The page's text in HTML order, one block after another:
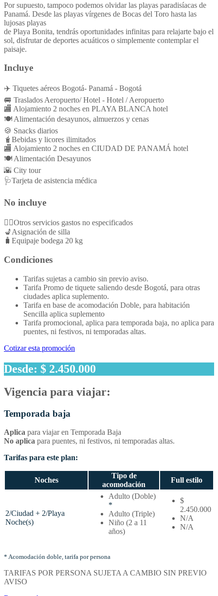
Por supuesto, tampoco podemos olvidar las playas paradisíacas de
Panamá. Desde las playas vírgenes de Bocas del Toro hasta las
lujosas playas
de Playa Bonita, tendrás oportunidades infinitas para relajarte bajo el
sol, disfrutar de deportes acuáticos o simplemente contemplar el
paisaje.
Incluye
✈️ Tiquetes aéreos Bogotá- Panamá - Bogotá
🚐 Traslados Aeropuerto/ Hotel - Hotel / Aeropuerto
🏬 Alojamiento 2 noches en PLAYA BLANCA hotel
🍽️ Alimentación desayunos, almuerzos y cenas
🍪 Snacks diarios
🧋Bebidas y licores ilimitados
🏬 Alojamiento 2 noches en CIUDAD DE PANAMÁ hotel
🍽️ Alimentación Desayunos
🌇 City tour
🩺Tarjeta de asistencia médica
No incluye
👉🏻Otros servicios gastos no especificados
💺Asignación de silla
🧳Equipaje bodega 20 kg
Condiciones
Tarifas sujetas a cambio sin previo aviso.
Tarifa Promo de tiquete saliendo desde Bogotá, para otras
ciudades aplica suplemento.
Tarifa en base de acomodación Doble, para habitación
Sencilla aplica suplemento
Tarifa promocional, aplica para temporada baja, no aplica para
puentes, ni festivos, ni temporadas altas.
Cotizar esta promoción
Desde: $ 2.450.000
Vigencia para viajar:
Temporada baja
Aplica para viajar en Temporada Baja
No aplica para puentes, ni festivos, ni temporadas altas.
Tarifas para este plan:
–
Tarifas
tipo
acomodación
Noches
Tipo de
acomodación
Full estilo
2/Ciudad + 2/Playa
Noche(s)
Adulto (Doble)
*
Adulto (Triple)
Niño (2 a 11
años)
$
2.450.000
N/A
N/A
* Acomodación doble, tarifa por persona
TARIFAS POR PERSONA SUJETA A CAMBIO SIN PREVIO
AVISO